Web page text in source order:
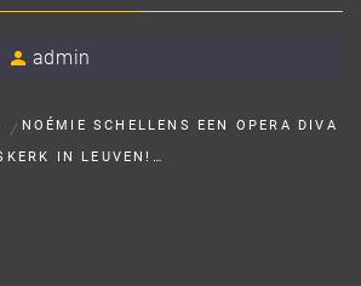
admin
NOÉMIE SCHELLENS EEN OPERA DIVA
IN LEUVEN!…